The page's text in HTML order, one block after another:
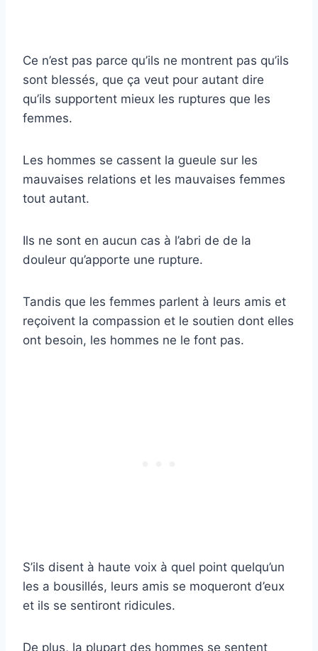
Ce n’est pas parce qu’ils ne montrent pas qu’ils
sont blessés, que ça veut pour autant dire
qu’ils supportent mieux les ruptures que les
femmes.
Les hommes se cassent la gueule sur les
mauvaises relations et les mauvaises femmes
tout autant.
Ils ne sont en aucun cas à l’abri de de la
douleur qu’apporte une rupture.
Tandis que les femmes parlent à leurs amis et
reçoivent la compassion et le soutien dont elles
ont besoin, les hommes ne le font pas.
S’ils disent à haute voix à quel point quelqu’un
les a bousillés, leurs amis se moqueront d’eux
et ils se sentiront ridicules.
De plus, la plupart des hommes se sentent